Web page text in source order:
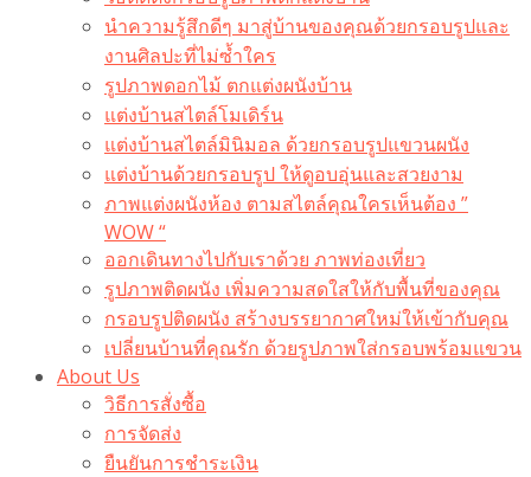
นำความรู้สึกดีๆ มาสู่บ้านของคุณด้วยกรอบรูปและ
งานศิลปะที่ไม่ซ้ำใคร
รูปภาพดอกไม้ ตกแต่งผนังบ้าน
แต่งบ้านสไตล์โมเดิร์น
แต่งบ้านสไตล์มินิมอล ด้วยกรอบรูปแขวนผนัง
แต่งบ้านด้วยกรอบรูป ให้ดูอบอุ่นและสวยงาม
ภาพแต่งผนังห้อง ตามสไตล์คุณใครเห็นต้อง ”
WOW “
ออกเดินทางไปกับเราด้วย ภาพท่องเที่ยว
รูปภาพติดผนัง เพิ่มความสดใสให้กับพื้นที่ของคุณ
กรอบรูปติดผนัง สร้างบรรยากาศใหม่ให้เข้ากับคุณ
เปลี่ยนบ้านที่คุณรัก ด้วยรูปภาพใส่กรอบพร้อมแขวน​
About Us
วิธีการสั่งซื้อ
การจัดส่ง
ยืนยันการชำระเงิน